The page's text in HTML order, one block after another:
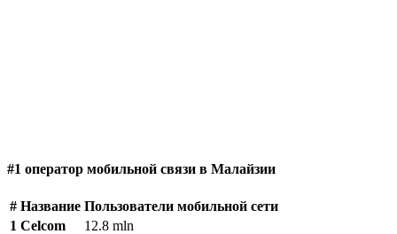
#1 оператор мобильной связи в Малайзии
# Название Пользователи мобильной сети
1 Celcom
12.8 mln